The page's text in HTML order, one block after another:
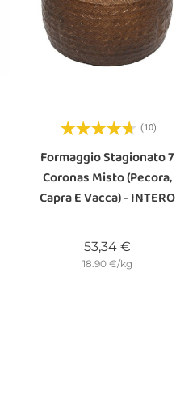
(10)
Formaggio Stagionato 7
Coronas Misto (pecora,
Capra E Vacca) - INTERO
53,34 €
18.90 €/kg